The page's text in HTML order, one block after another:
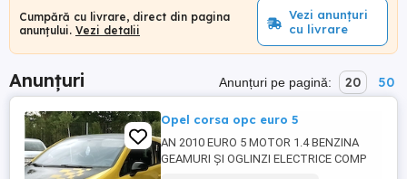
Cumpără cu livrare, direct din pagina
anunțului. Vezi detalii
Vezi anunțuri
cu livrare
Anunțuri Anunțuri pe pagină: 20 50
Opel corsa opc euro 5
AN 2010 EURO 5 MOTOR 1.4 BENZINA
GEAMURI ȘI OGLINZI ELECTRICE COMP